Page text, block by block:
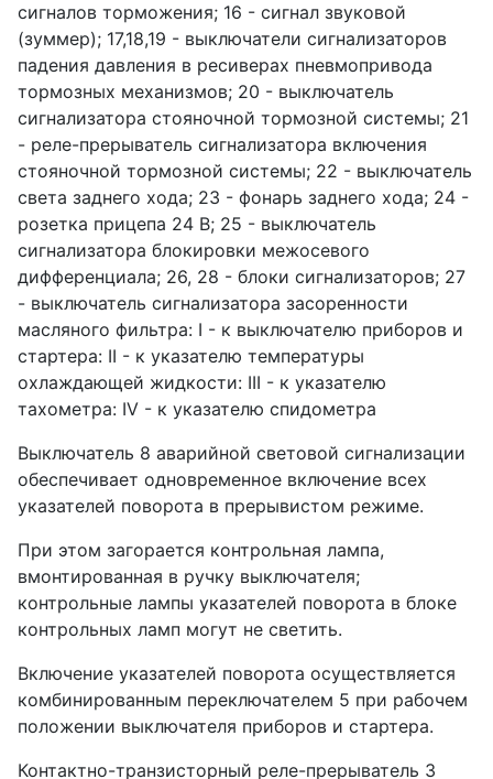
сигналов торможения; 16 - сигнал звуковой
(зуммер); 17,18,19 - выключатели сигнализаторов
падения давления в ресиверах пневмопривода
тормозных механизмов; 20 - выключатель
сигнализатора стояночной тормозной системы; 21
- реле-прерыватель сигнализатора включения
стояночной тормозной системы; 22 - выключатель
света заднего хода; 23 - фонарь заднего хода; 24 -
розетка прицепа 24 В; 25 - выключатель
сигнализатора блокировки межосевого
дифференциала; 26, 28 - блоки сигнализаторов; 27
- выключатель сигнализатора засоренности
масляного фильтра: I - к выключателю приборов и
стартера: II - к указателю температуры
охлаждающей жидкости: III - к указателю
тахометра: IV - к указателю спидометра
Выключатель 8 аварийной световой сигнализации
обеспечивает одновременное включение всех
указателей поворота в прерывистом режиме.
При этом загорается контрольная лампа,
вмонтированная в ручку выключателя;
контрольные лампы указателей поворота в блоке
контрольных ламп могут не светить.
Включение указателей поворота осуществляется
комбинированным переключателем 5 при рабочем
положении выключателя приборов и стартера.
Контактно-транзисторный реле-прерыватель 3